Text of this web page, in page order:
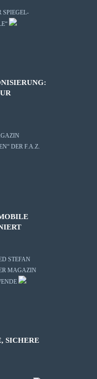
SPIEGEL-
DER F.A.Z.
STEFAN
MAGAZIN
SICHERE